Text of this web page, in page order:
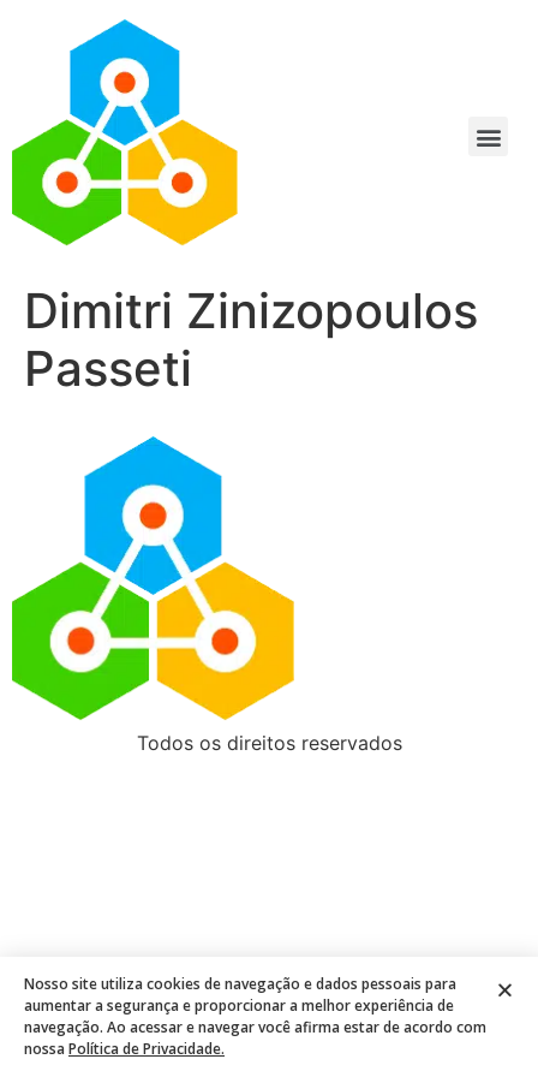
Dimitri Zinizopoulos
Passeti
Todos os direitos reservados
Nosso site utiliza cookies de navegação e dados pessoais para
aumentar a segurança e proporcionar a melhor experiência de
navegação. Ao acessar e navegar você afirma estar de acordo com
nossa Política de Privacidade.